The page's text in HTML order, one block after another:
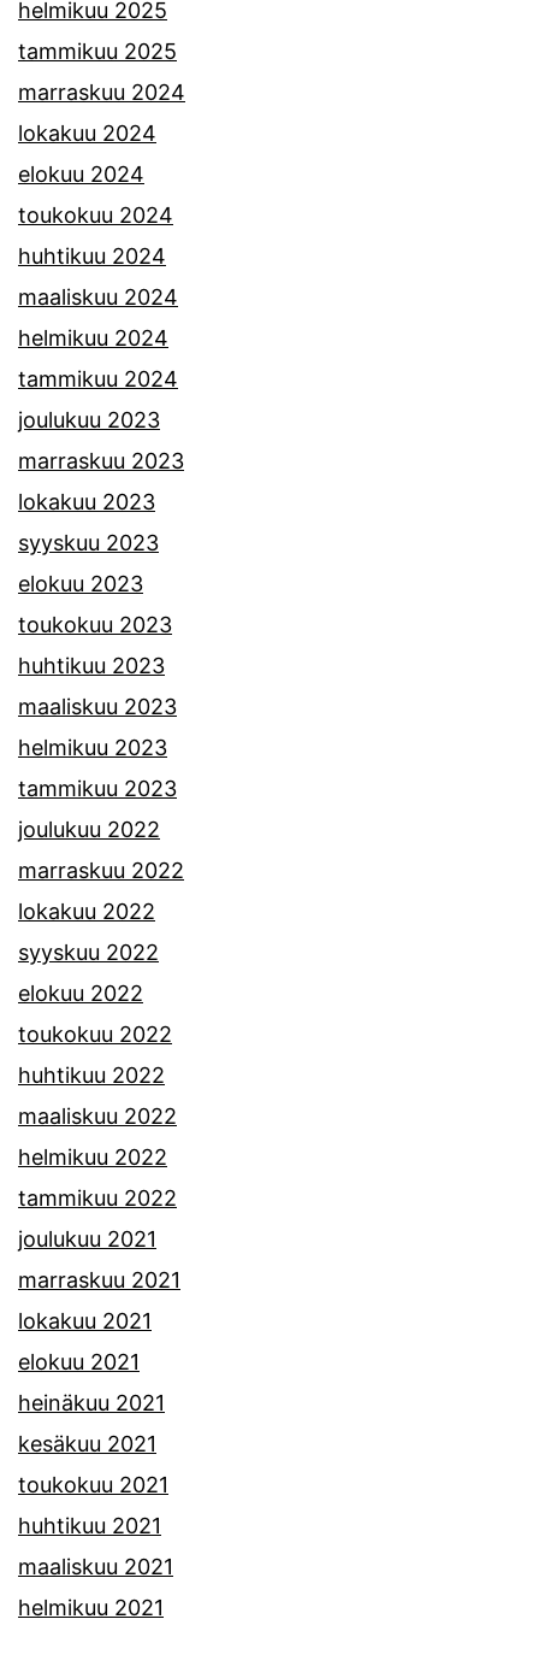
helmikuu 2025
tammikuu 2025
marraskuu 2024
lokakuu 2024
elokuu 2024
toukokuu 2024
huhtikuu 2024
maaliskuu 2024
helmikuu 2024
tammikuu 2024
joulukuu 2023
marraskuu 2023
lokakuu 2023
syyskuu 2023
elokuu 2023
toukokuu 2023
huhtikuu 2023
maaliskuu 2023
helmikuu 2023
tammikuu 2023
joulukuu 2022
marraskuu 2022
lokakuu 2022
syyskuu 2022
elokuu 2022
toukokuu 2022
huhtikuu 2022
maaliskuu 2022
helmikuu 2022
tammikuu 2022
joulukuu 2021
marraskuu 2021
lokakuu 2021
elokuu 2021
heinäkuu 2021
kesäkuu 2021
toukokuu 2021
huhtikuu 2021
maaliskuu 2021
helmikuu 2021